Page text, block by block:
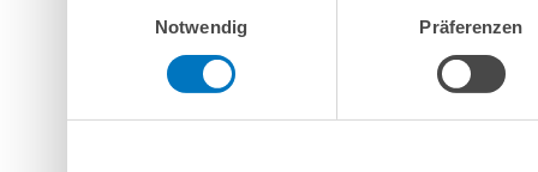
möglicherweise mit
bereitgestellt haben oder
Dienste gesammelt haben.
Notwendig
Präferenzen